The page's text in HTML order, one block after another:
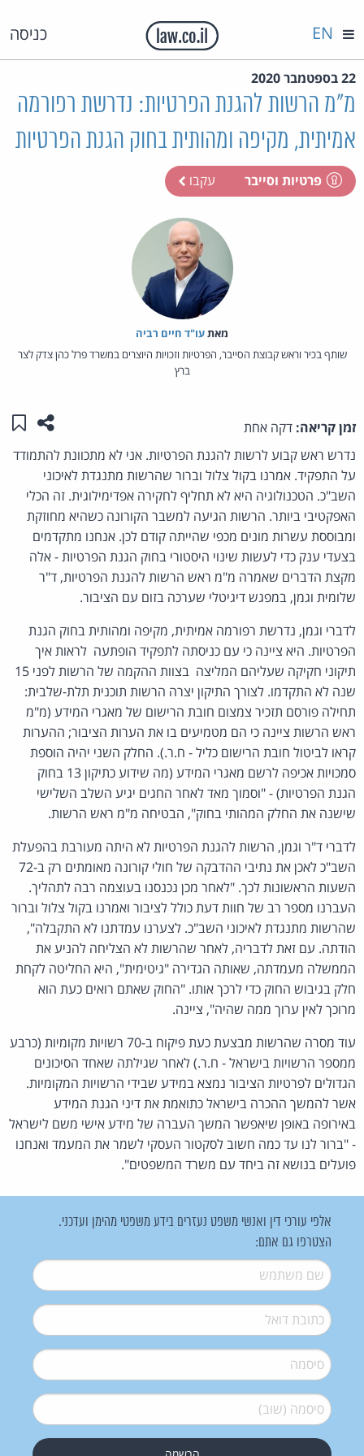
כניסה EN
22 בספטמבר 2020
מ"מ הרשות להגנת הפרטיות: נדרשת רפורמה
אמיתית, מקיפה ומהותית בחוק הגנת הפרטיות
פרטיות וסייבר עקבו
מאת‏עו"ד חיים רביה
שותף בכיר וראש קבוצת הסייבר, הפרטיות וזכויות היוצרים במשרד פרל כהן צדק לצר
ברץ
זמן קריאה: דקה אחת שתפו
נדרש ראש קבוע לרשות להגנת הפרטיות. אני לא מתכוונת להתמודד
על התפקיד. אמרנו בקול צלול וברור שהרשות מתנגדת לאיכוני
השב"כ. הטכנולוגיה היא לא תחליף לחקירה אפדימילוגית. זה הכלי
האפקטיבי ביותר. הרשות הגיעה למשבר הקורונה כשהיא מחוזקת
ומבוססת עשרות מונים מכפי שהייתה קודם לכן. אנחנו מתקדמים
בצעדי ענק כדי לעשות שינוי היסטורי בחוק הגנת הפרטיות - אלה
מקצת הדברים שאמרה מ"מ ראש הרשות להגנת הפרטיות, ד"ר
שלומית וגמן, במפגש דיגיטלי שערכה בזום עם הציבור.
לדברי וגמן, נדרשת רפורמה אמיתית, מקיפה ומהותית בחוק הגנת
הפרטיות. היא ציינה כי עם כניסתה לתפקיד הופתעה לראות איך
תיקוני חקיקה שעליהם המליצה בצוות ההקמה של הרשות לפני 15
שנה לא התקדמו. לצורך התיקון יצרה הרשות תוכנית תלת-שלבית:
תחילה פורסם תזכיר צמצום חובת הרישום של מאגרי המידע (מ"מ
ראש הרשות ציינה כי הם מטמיעים בו את הערות הציבור; ההערות
קראו לביטול חובת הרישום כליל - ח.ר.). החלק השני יהיה הוספת
סמכויות אכיפה לרשם מאגרי המידע (מה שידוע כתיקון 13 בחוק
הגנת הפרטיות) - "וסמוך מאד לאחר החגים יגיע השלב השלישי
שישנה את החלק המהותי בחוק", הבטיחה מ"מ ראש הרשות.
לדברי ד"ר וגמן, הרשות להגנת הפרטיות לא היתה מעורבת בהפעלת
השב"כ לאכן את נתיבי ההדבקה של חולי קורונה מאומתים רק ב-72
השעות הראשונות לכך. "לאחר מכן נכנסנו בעוצמה רבה לתהליך.
העברנו מספר רב של חוות דעת כולל לציבור ואמרנו בקול צלול וברור
שהרשות מתנגדת לאיכוני השב"כ. לצערנו עמדתנו לא התקבלה",
הודתה. עם זאת לדבריה, לאחר שהרשות לא הצליחה להניע את
הממשלה מעמדתה, שאותה הגדירה "גיטימית", היא החליטה לקחת
חלק בגיבוש החוק כדי לרכך אותו. "החוק שאתם רואים כעת הוא
מרוכך לאין ערוך ממה שהיה", ציינה.
עוד מסרה שהרשות מבצעת כעת פיקוח ב-70 רשויות מקומיות (כרבע
ממספר הרשויות בישראל - ח.ר.) לאחר שגילתה שאחד הסיכונים
הגדולים לפרטיות הציבור נמצא במידע שבידי הרשויות המקומיות.
אשר להמשך ההכרה בישראל כתואמת את דיני הגנת המידע
באירופה באופן שיאפשר המשך העברה של מידע אישי משם לישראל
- "ברור לנו עד כמה חשוב לסקטור העסקי לשמר את המעמד ואנחנו
פועלים בנושא זה ביחד עם משרד המשפטים".
אלפי עורכי דין ואנשי משפט נעזרים בידע משפטי מהימן ועדכני.
הצטרפו גם אתם:
שם משתמש*
דואל*
סיסמה*
סיסמה (שוב)*